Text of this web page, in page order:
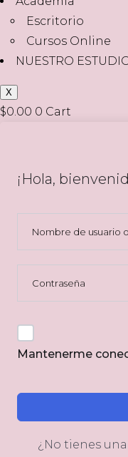
Escritorio
Cursos Online
NUESTRO
X
$0.00 0 Cart
¡Hola,
Mantenerme
¿No tienes